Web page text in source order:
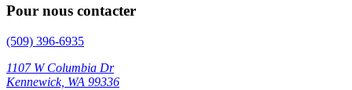
Pour nous contacter
(509) 396-6935
1107 W Columbia Dr
Kennewick, WA 99336